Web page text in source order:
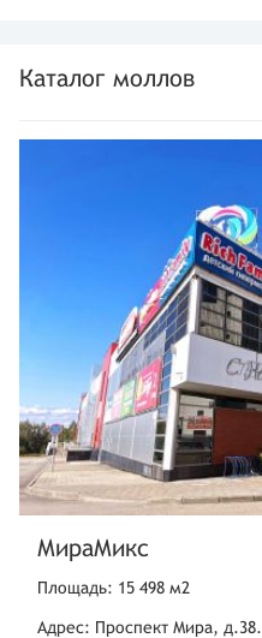
Каталог моллов
МираМикс
Площадь: 15 498 м2
Адрес: Проспект Мира, д.38.